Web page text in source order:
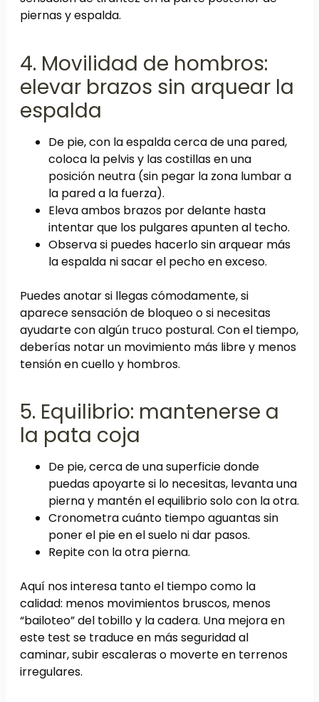
piernas y espalda.
4. Movilidad de hombros:
elevar brazos sin arquear la
espalda
De pie, con la espalda cerca de una pared,
coloca la pelvis y las costillas en una
posición neutra (sin pegar la zona lumbar a
la pared a la fuerza).
Eleva ambos brazos por delante hasta
intentar que los pulgares apunten al techo.
Observa si puedes hacerlo sin arquear más
la espalda ni sacar el pecho en exceso.
Puedes anotar si llegas cómodamente, si
aparece sensación de bloqueo o si necesitas
ayudarte con algún truco postural. Con el tiempo,
deberías notar un movimiento más libre y menos
tensión en cuello y hombros.
5. Equilibrio: mantenerse a
la pata coja
De pie, cerca de una superficie donde
puedas apoyarte si lo necesitas, levanta una
pierna y mantén el equilibrio solo con la otra.
Cronometra cuánto tiempo aguantas sin
poner el pie en el suelo ni dar pasos.
Repite con la otra pierna.
Aquí nos interesa tanto el tiempo como la
calidad: menos movimientos bruscos, menos
“bailoteo” del tobillo y la cadera. Una mejora en
este test se traduce en más seguridad al
caminar, subir escaleras o moverte en terrenos
irregulares.